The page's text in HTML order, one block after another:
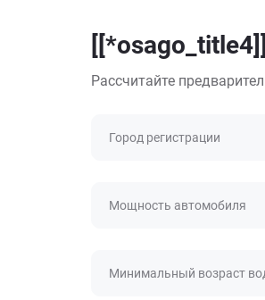
[[*osago_title4]]
Рассчитайте
Город регистрации
Мощность автомобиля
Минимальный возраст